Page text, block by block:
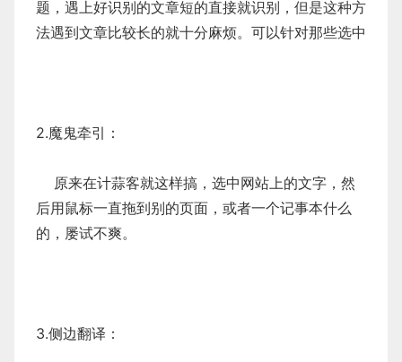
题，遇上好识别的文章短的直接就识别，但是这种方
法遇到文章比较长的就十分麻烦。可以针对那些选中
2.魔鬼牵引：
原来在计蒜客就这样搞，选中网站上的文字，然
后用鼠标一直拖到别的页面，或者一个记事本什么
的，屡试不爽。
3.侧边翻译：